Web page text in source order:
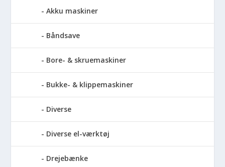
Akku maskiner
Båndsave
Bore- & skruemaskiner
Bukke- & klippemaskiner
Diverse
Diverse el-værktøj
Drejebænke